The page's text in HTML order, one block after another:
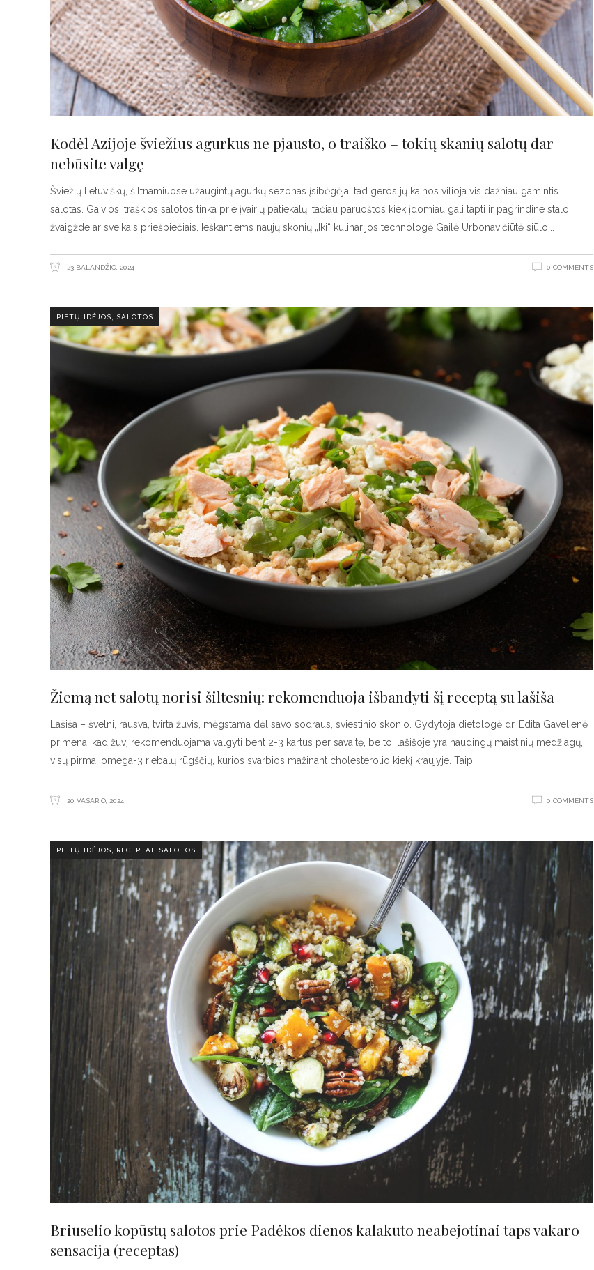
Kodėl Azijoje šviežius agurkus ne pjausto, o traiško – tokių skanių salotų dar
nebūsite valgę
Šviežių lietuviškų, šiltnamiuose užaugintų agurkų sezonas įsibėgėja, tad geros jų kainos vilioja vis dažniau gamintis
salotas. Gaivios, traškios salotos tinka prie įvairių patiekalų, tačiau paruoštos kiek įdomiau gali tapti ir pagrindine stalo
žvaigžde ar sveikais priešpiečiais. Ieškantiems naujų skonių „Iki“ kulinarijos technologė Gailė Urbonavičiūtė siūlo
23 BALANDŽIO, 2024 0 COMMENTS
PIETŲ IDĖJOS SALOTOS
Žiemą net salotų norisi šiltesnių: rekomenduoja išbandyti šį receptą su lašiša
Lašiša – švelni, rausva, tvirta žuvis, mėgstama dėl savo sodraus, sviestinio skonio. Gydytoja dietologė dr. Edita Gavelienė
primena, kad žuvį rekomenduojama valgyti bent 2-3 kartus per savaitę, be to, lašišoje yra naudingų maistinių medžiagų,
visų pirma, omega-3 riebalų rūgščių, kurios svarbios mažinant cholesterolio kiekį kraujyje. Taip
20 VASARIO, 2024 0 COMMENTS
PIETŲ IDĖJOS RECEPTAI SALOTOS
Briuselio kopūstų salotos prie Padėkos dienos kalakuto neabejotinai taps vakaro
sensacija (receptas)